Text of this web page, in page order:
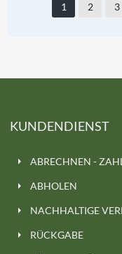
1 2 3
KUNDENDIENST
ABRECHNEN -
ABHOLEN
NACHHALTIGE
RÜCKGABE